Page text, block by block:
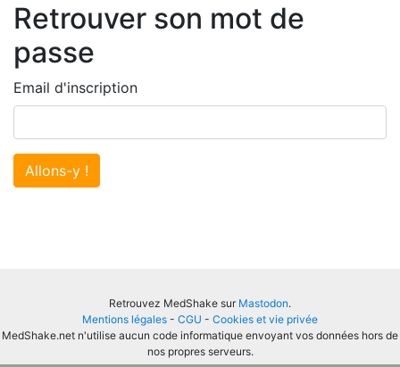
Retrouver son mot de
passe
Email d'inscription
Allons-y !
Retrouvez MedShake sur Mastodon.
Mentions légales - CGU - Cookies et vie privée
MedShake.net n'utilise aucun code informatique envoyant vos données hors de
nos propres serveurs.